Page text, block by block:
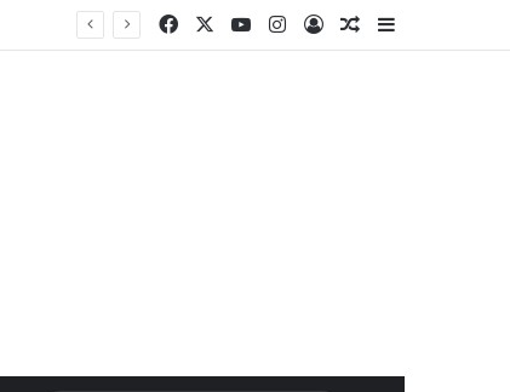
FacebookYouTubeInstagram
Log InRandom Article
Sidebar